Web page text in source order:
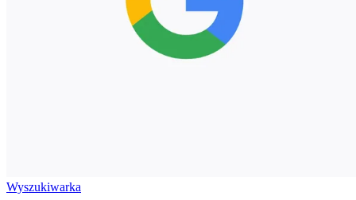
Wyszukiwarka